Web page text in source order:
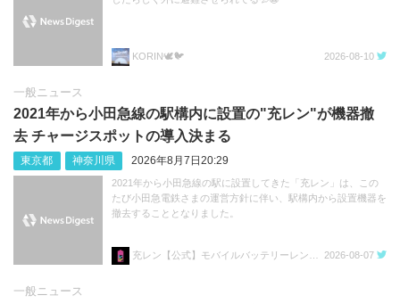
KORIN🕊️🐦️ 2026-08-10
一般ニュース
2021年から小田急線の駅構内に設置の"充レン"が機器撤
去 チャージスポットの導入決まる
東京都 神奈川県 2026年8月7日20:29
2021年から小田急線の駅に設置してきた「充レン」は、この
たび小田急電鉄さまの運営方針に伴い、駅構内から設置機器を
撤去することとなりました。
2026-08-07
一般ニュース